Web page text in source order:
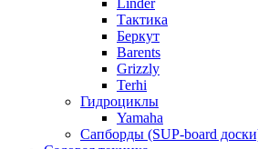
Linder
Тактика
Беркут
Barents
Grizzly
Terhi
Гидроциклы
Yamaha
Сапборды (SUP-board